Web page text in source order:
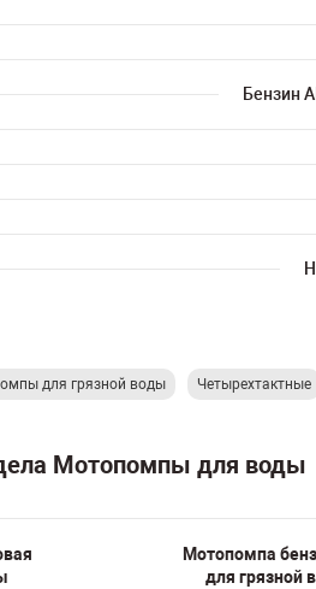
Бензин
для грязной воды Четырехтактные
Мотопомпы для воды
Мотопомпа
для грязной